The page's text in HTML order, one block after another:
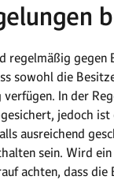
regelmäßig
sowohl die
In der
jedoch
ausreichend
sein. Wird
achten, dass